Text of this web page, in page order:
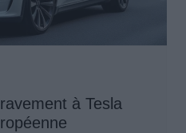
à Tesla